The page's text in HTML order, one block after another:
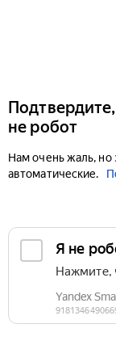
не робот
Нам очень жаль, но
автоматические.